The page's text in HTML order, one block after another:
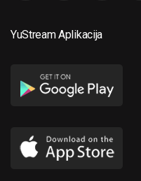
YuStream Aplikacija